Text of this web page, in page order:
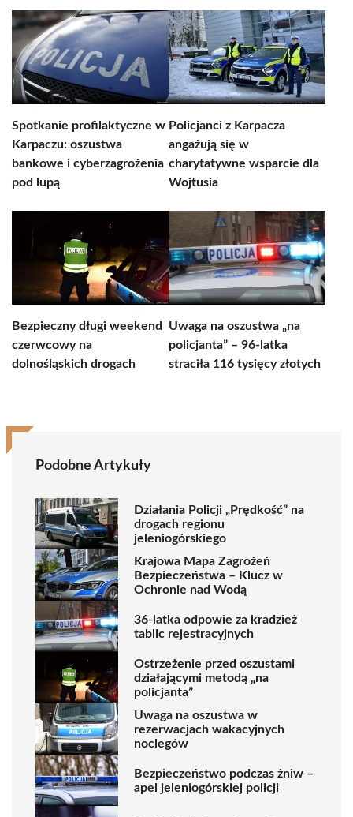
Spotkanie profilaktyczne w
Karpaczu: oszustwa
bankowe i cyberzagrożenia
pod lupą
Policjanci z Karpacza
angażują się w
charytatywne wsparcie dla
Wojtusia
Bezpieczny długi weekend
czerwcowy na
dolnośląskich drogach
Uwaga na oszustwa „na
policjanta” – 96-latka
straciła 116 tysięcy złotych
Podobne Artykuły
Działania Policji „Prędkość” na
drogach regionu
jeleniogórskiego
Krajowa Mapa Zagrożeń
Bezpieczeństwa – Klucz w
Ochronie nad Wodą
36-latka odpowie za kradzież
tablic rejestracyjnych
Ostrzeżenie przed oszustami
działającymi metodą „na
policjanta”
Uwaga na oszustwa w
rezerwacjach wakacyjnych
noclegów
Bezpieczeństwo podczas żniw –
apel jeleniogórskiej policji